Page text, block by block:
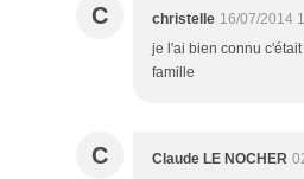
C christelle 16/07/2014
je l'ai bien connu
famille
C Claude LE NOCHER